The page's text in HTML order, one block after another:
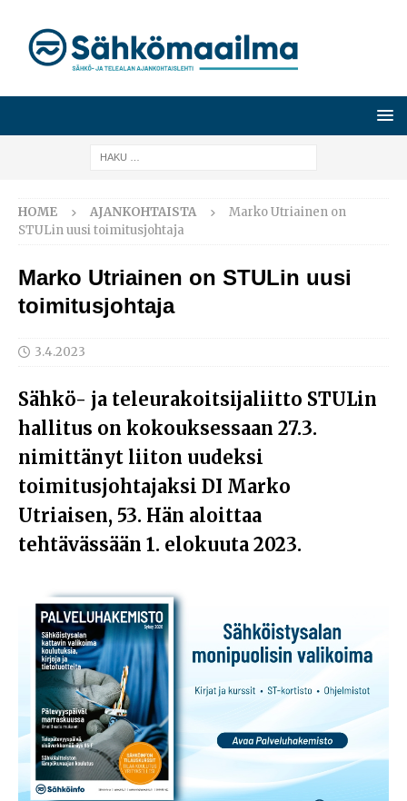
HOME AJANKOHTAISTA
Marko Utriainen on
STULin uusi toimitusjohtaja
Marko Utriainen on STULin uusi
toimitusjohtaja
3.4.2023
Sähkö- ja teleurakoitsijaliitto STULin
hallitus on kokouksessaan 27.3.
nimittänyt liiton uudeksi
toimitusjohtajaksi DI Marko
Utriaisen, 53. Hän aloittaa
tehtävässään 1. elokuuta 2023.